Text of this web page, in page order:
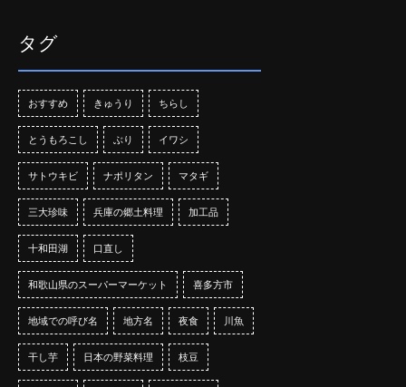
タグ
おすすめ きゅうり ちらし
とうもろこし ぶり イワシ
サトウキビ ナポリタン マタギ
三大珍味 兵庫の郷土料理 加工品
十和田湖 口直し
和歌山県のスーパーマーケット 喜多方市
地域での呼び名 地方名 夜食 川魚
干し芋 日本の野菜料理 枝豆